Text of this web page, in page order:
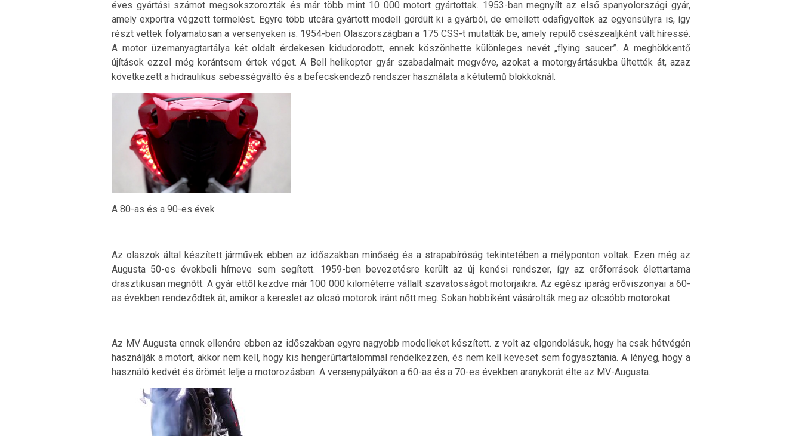
éves gyártási számot megsokszorozták és már több mint 10 000 motort gyártottak. 1953-ban megnyílt az első spanyolországi gyár,
amely exportra végzett termelést. Egyre több utcára gyártott modell gördült ki a gyárból, de emellett odafigyeltek az egyensúlyra is, így
részt vettek folyamatosan a versenyeken is. 1954-ben Olaszországban a 175 CSS-t mutatták be, amely repülő csészealjként vált híressé.
A motor üzemanyagtartálya két oldalt érdekesen kidudorodott, ennek köszönhette különleges nevét „flying saucer”. A meghökkentő
újítások ezzel még korántsem értek véget. A Bell helikopter gyár szabadalmait megvéve, azokat a motorgyártásukba ültették át, azaz
következett a hidraulikus sebességváltó és a befecskendező rendszer használata a kétütemű blokkoknál.
A 80-as és a 90-es évek
Az olaszok által készített járművek ebben az időszakban minőség és a strapabíróság tekintetében a mélyponton voltak. Ezen még az
Augusta 50-es évekbeli hírneve sem segített. 1959-ben bevezetésre került az új kenési rendszer, így az erőforrások élettartama
drasztikusan megnőtt. A gyár ettől kezdve már 100 000 kilométerre vállalt szavatosságot motorjaikra. Az egész iparág erőviszonyai a 60-
as években rendeződtek át, amikor a kereslet az olcsó motorok iránt nőtt meg. Sokan hobbiként vásárolták meg az olcsóbb motorokat.
Az MV Augusta ennek ellenére ebben az időszakban egyre nagyobb modelleket készített. z volt az elgondolásuk, hogy ha csak hétvégén
használják a motort, akkor nem kell, hogy kis hengerűrtartalommal rendelkezzen, és nem kell keveset sem fogyasztania. A lényeg, hogy a
használó kedvét és örömét lelje a motorozásban. A versenypályákon a 60-as és a 70-es években aranykorát élte az MV-Augusta.